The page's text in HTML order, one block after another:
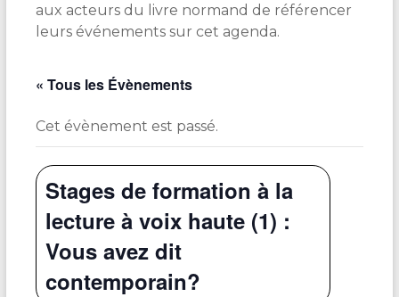
aux acteurs du livre normand de référencer
leurs événements sur cet agenda.
« Tous les Évènements
Cet évènement est passé.
Stages de formation à la
lecture à voix haute (1) :
Vous avez dit
contemporain?